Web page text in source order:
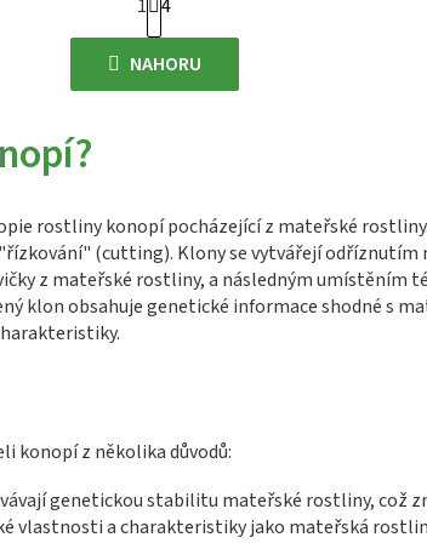
O
v
l
c
í
p
r
v
ý
p
t
r
á
á
n
í
1 4
NAHORU
rostliny konopí pocházející z mateřské
(cutting). Klony se vytvářejí odříznutím
z mateřské rostliny, a následným umístěním
klon obsahuje genetické informace shodné s
konopí z několika důvodů:
genetickou stabilitu mateřské rostliny, což
vlastnosti a charakteristiky jako mateřská